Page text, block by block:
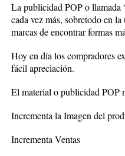
La publicidad POP o llamada
cada vez más, sobretodo en
marcas de encontrar formas
Hoy en día los compradores
fácil apreciación.
El material o publicidad POP
Incrementa la Imagen del
Incrementa Ventas